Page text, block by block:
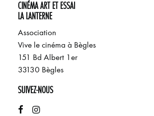
CINÉMA ART ET ESSAI
LA LANTERNE
Association
Vive le cinéma à Bègles
151 Bd Albert 1er
33130 Bègles
SUIVEZ-NOUS